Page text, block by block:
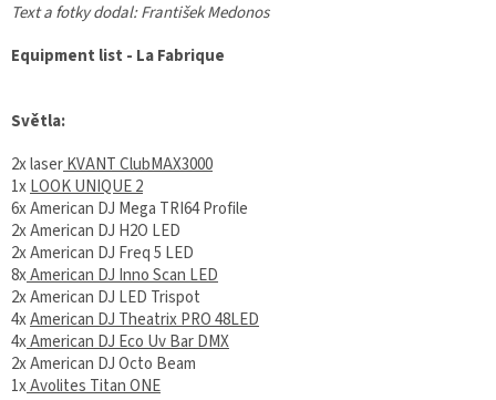
Text a fotky dodal: František Medonos
Equipment list - La Fabrique
Světla:
2x laserKVANT ClubMAX3000
1xLOOK UNIQUE 2
6x American DJ Mega TRI64 Profile
2x American DJ H2O LED
2x American DJ Freq 5 LED
8xAmerican DJ Inno Scan LED
2x American DJ LED Trispot
4xAmerican DJ Theatrix PRO 48LED
4xAmerican DJ Eco Uv Bar DMX
2x American DJ Octo Beam
1xAvolites Titan ONE